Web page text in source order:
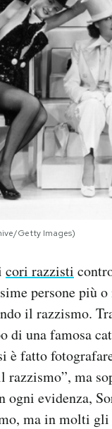
Getty Images)
cori razzisti
persone più o
il razzismo.
di una famosa
è fatto
razzismo”, ma
ogni evidenza,
ma in molti